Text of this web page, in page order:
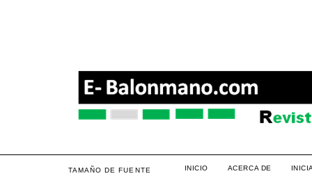
TAMAÑO DE FUENTE INICIO ACERCA DE